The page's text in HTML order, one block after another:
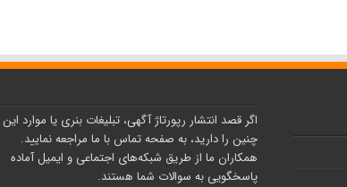
اگر قصد انتشار رپورتاژ آگهی، تبلیغات بنری یا موارد این
چنین را دارید، به صفحه تماس با ما مراجعه نمایید.
همکاران ما از طریق شبکه‌های اجتماعی و ایمیل آماده
پاسخگویی به سوالات شما هستند.